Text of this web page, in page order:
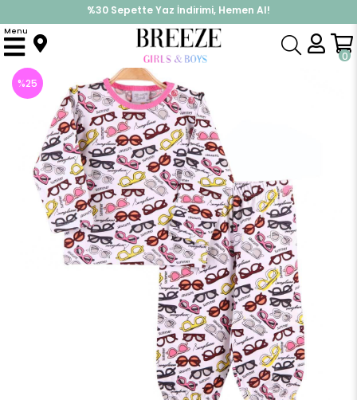
%30 Sepette Yaz İndirimi, Hemen Al!
İndirimlere ek %10 İndirimi Kap, Hemen Üye Ol!
0
Menu
Anasayfa Pijama & İç Giyim KIZ Pijama Takımları Kız Çocuk Pijama Takımı Gözlüklü Ekru (1 Yaş)
%25